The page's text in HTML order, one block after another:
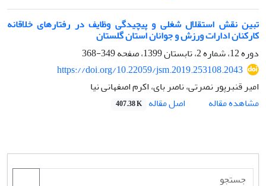
تبین نقش استقلال شغلی و پیچیدگی وظایف در رفتارهای خلاقانه
کارکنان ادارات ورزش و جوانان استان گلستان
دوره 12، شماره 2، تابستان 1399، صفحه
349-368
https://doi.org/10.22059/jsm.2019.253108.2043
امیر قنبرپور نصرتی، ناصر بای، اکرم اصفهانی نیا
مشاهده مقاله
اصل مقاله 407.38 K